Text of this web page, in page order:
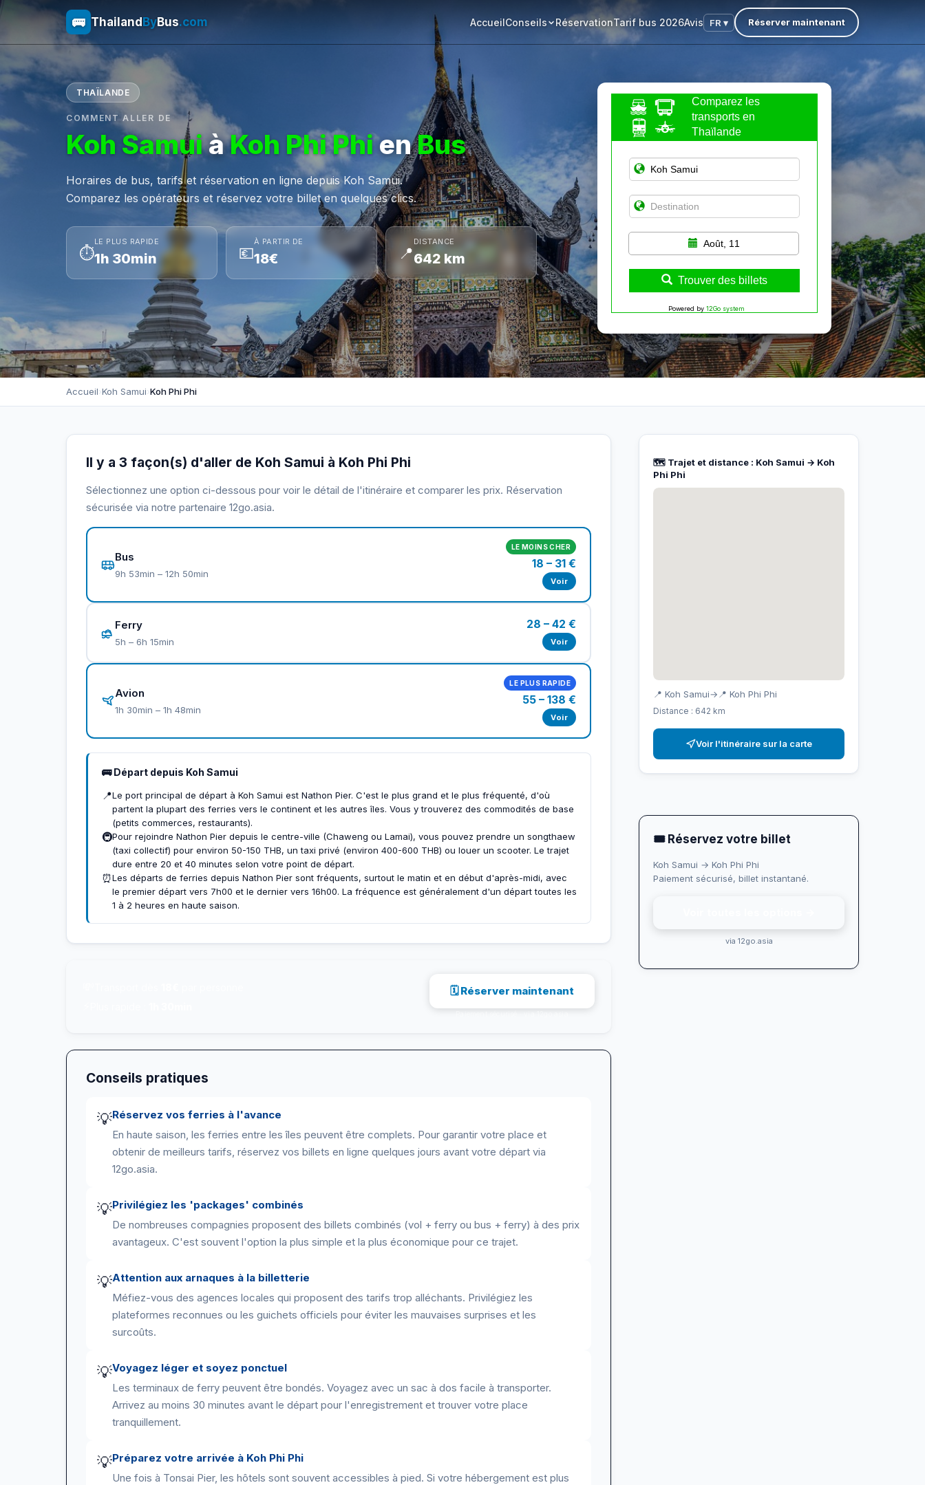
🚌 Thailand ByBus.com AccueilConseils RéservationTarif bus 2026Avis FR ▾ Réserver maintenant
THAÏLANDE
COMMENT ALLER DE
Koh SamuiàKoh Phi PhienBus
Horaires de bus, tarifs et réservation en ligne depuis Koh Samui.
Comparez les opérateurs et réservez votre billet en quelques clics.
⏱
LE PLUS RAPIDE
1h 30min 💶
À PARTIR DE
18€ 📍
DISTANCE
642 km
Comparez les
transports en
Thaïlande
Août, 11
Trouver des billets
Powered by 12Go system
Accueil›Koh Samui›Koh Phi Phi
🗺️ Trajet et distance : Koh Samui → Koh
Phi Phi
📍 Koh Samui→ 📍 Koh Phi Phi
Distance : 642 km
Voir l'itinéraire sur la carte
Il y a 3 façon(s) d'aller de Koh Samui à Koh Phi Phi
Sélectionnez une option ci-dessous pour voir le détail de l'itinéraire et comparer les prix. Réservation
sécurisée via notre partenaire 12go.asia.
Bus
9h 53min – 12h 50min
LE MOINS CHER
18 – 31 €
Voir
Ferry
5h – 6h 15min
28 – 42 €
Voir
Avion
1h 30min – 1h 48min
LE PLUS RAPIDE
55 – 138 €
Voir
🚌 Départ depuis Koh Samui
📍Le port principal de départ à Koh Samui est Nathon Pier. C'est le plus grand et le plus fréquenté, d'où
partent la plupart des ferries vers le continent et les autres îles. Vous y trouverez des commodités de base
(petits commerces, restaurants).
🚇Pour rejoindre Nathon Pier depuis le centre-ville (Chaweng ou Lamai), vous pouvez prendre un songthaew
(taxi collectif) pour environ 50-150 THB, un taxi privé (environ 400-600 THB) ou louer un scooter. Le trajet
dure entre 20 et 40 minutes selon votre point de départ.
⏰Les départs de ferries depuis Nathon Pier sont fréquents, surtout le matin et en début d'après-midi, avec
le premier départ vers 7h00 et le dernier vers 16h00. La fréquence est généralement d'un départ toutes les
1 à 2 heures en haute saison.
🗓 Réserver maintenant
Conseils pratiques
💡Réservez vos ferries à l'avance
En haute saison, les ferries entre les îles peuvent être complets. Pour garantir votre place et
obtenir de meilleurs tarifs, réservez vos billets en ligne quelques jours avant votre départ via
12go.asia.
💡Privilégiez les 'packages' combinés
De nombreuses compagnies proposent des billets combinés (vol + ferry ou bus + ferry) à des prix
avantageux. C'est souvent l'option la plus simple et la plus économique pour ce trajet.
💡Attention aux arnaques à la billetterie
Méfiez-vous des agences locales qui proposent des tarifs trop alléchants. Privilégiez les
plateformes reconnues ou les guichets officiels pour éviter les mauvaises surprises et les
surcoûts.
💡Voyagez léger et soyez ponctuel
Les terminaux de ferry peuvent être bondés. Voyagez avec un sac à dos facile à transporter.
Arrivez au moins 30 minutes avant le départ pour l'enregistrement et trouver votre place
tranquillement.
💡Préparez votre arrivée à Koh Phi Phi
Une fois à Tonsai Pier, les hôtels sont souvent accessibles à pied. Si votre hébergement est plus
🎟 Réservez votre billet
Koh Samui → Koh Phi Phi
Paiement sécurisé, billet instantané.
via 12go.asia